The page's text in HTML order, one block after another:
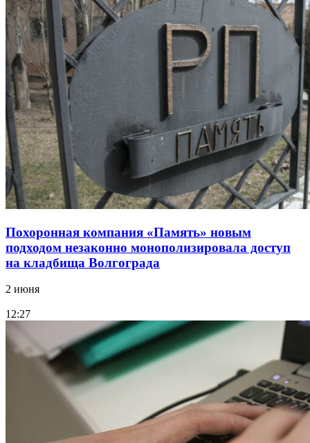
Похоронная компания «Память» новым
подходом незаконно монополизировала доступ
на кладбища Волгограда
2 июня
12:27